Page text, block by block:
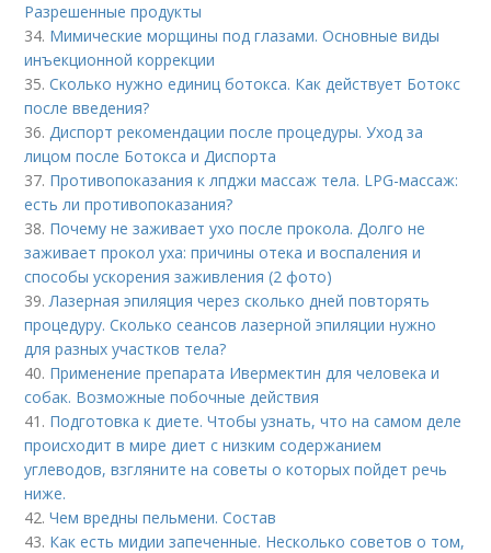
Разрешенные продукты
34. Мимические морщины под глазами. Основные виды
инъекционной коррекции
35.Сколько нужно единиц ботокса. Как действует Ботокс
после введения?
36.Диспорт рекомендации после процедуры. Уход за
лицом после Ботокса и Диспорта
37. Противопоказания к лпджи массаж тела. LPG-массаж:
есть ли противопоказания?
38. Почему не заживает ухо после прокола. Долго не
заживает прокол уха: причины отека и воспаления и
способы ускорения заживления (2 фото)
39.Лазерная эпиляция через сколько дней повторять
процедуру. Сколько сеансов лазерной эпиляции нужно
для разных участков тела?
40. Применение препарата Ивермектин для человека и
собак. Возможные побочные действия
41. Подготовка к диете. Чтобы узнать, что на самом деле
происходит в мире диет с низким содержанием
углеводов, взгляните на советы о которых пойдет речь
ниже.
42.Чем вредны пельмени. Состав
43. Как есть мидии запеченные. Несколько советов о том,